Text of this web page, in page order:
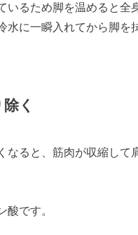
いるため脚を温めると
水に一瞬入れてから脚
く
なると、筋肉が収縮して
酸です。